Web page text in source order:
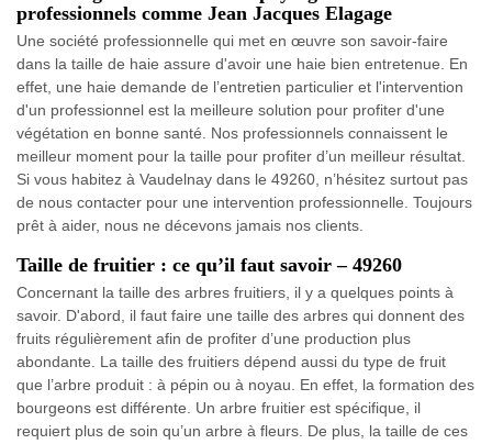
professionnels comme Jean Jacques Elagage
Une société professionnelle qui met en œuvre son savoir-faire
dans la taille de haie assure d'avoir une haie bien entretenue. En
effet, une haie demande de l’entretien particulier et l'intervention
d'un professionnel est la meilleure solution pour profiter d'une
végétation en bonne santé. Nos professionnels connaissent le
meilleur moment pour la taille pour profiter d’un meilleur résultat.
Si vous habitez à Vaudelnay dans le 49260, n’hésitez surtout pas
de nous contacter pour une intervention professionnelle. Toujours
prêt à aider, nous ne décevons jamais nos clients.
Taille de fruitier : ce qu’il faut savoir – 49260
Concernant la taille des arbres fruitiers, il y a quelques points à
savoir. D'abord, il faut faire une taille des arbres qui donnent des
fruits régulièrement afin de profiter d’une production plus
abondante. La taille des fruitiers dépend aussi du type de fruit
que l’arbre produit : à pépin ou à noyau. En effet, la formation des
bourgeons est différente. Un arbre fruitier est spécifique, il
requiert plus de soin qu’un arbre à fleurs. De plus, la taille de ces